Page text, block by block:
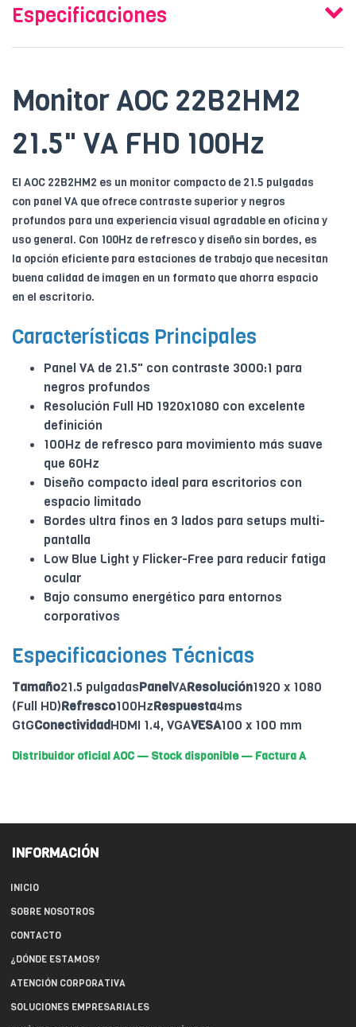
Especificaciones
Monitor AOC 22B2HM2
21.5" VA FHD 100Hz
El AOC 22B2HM2 es un monitor compacto de 21.5 pulgadas
con panel VA que ofrece contraste superior y negros
profundos para una experiencia visual agradable en oficina y
uso general. Con 100Hz de refresco y diseño sin bordes, es
la opción eficiente para estaciones de trabajo que necesitan
buena calidad de imagen en un formato que ahorra espacio
en el escritorio.
Características Principales
Panel VA de 21.5" con contraste 3000:1 para
negros profundos
Resolución Full HD 1920x1080 con excelente
definición
100Hz de refresco para movimiento más suave
que 60Hz
Diseño compacto ideal para escritorios con
espacio limitado
Bordes ultra finos en 3 lados para setups multi-
pantalla
Low Blue Light y Flicker-Free para reducir fatiga
ocular
Bajo consumo energético para entornos
corporativos
Especificaciones Técnicas
Tamaño21.5 pulgadasPanelVAResolución1920 x 1080
(Full HD)Refresco100HzRespuesta4ms
GtGConectividadHDMI 1.4, VGAVESA100 x 100 mm
Distribuidor oficial AOC — Stock disponible — Factura A
INFORMACIÓN
INICIO
SOBRE NOSOTROS
CONTACTO
¿DÓNDE ESTAMOS?
ATENCIÓN CORPORATIVA
SOLUCIONES EMPRESARIALES